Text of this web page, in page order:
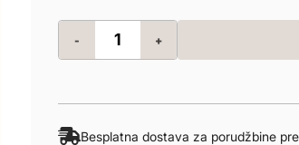
- +
Besplatna dostava za porudžbine